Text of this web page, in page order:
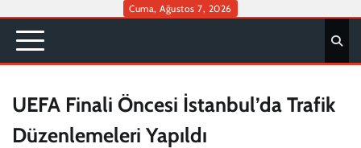
content
Cuma, Ağustos 7, 2026
UEFA Finali Öncesi İstanbul’da Trafik
Düzenlemeleri Yapıldı